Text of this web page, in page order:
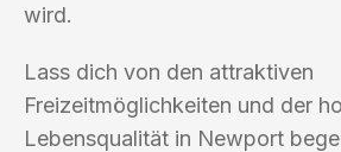
wird.
Lass dich von den attraktiven
Freizeitmöglichkeiten und der
Lebensqualität in Newport